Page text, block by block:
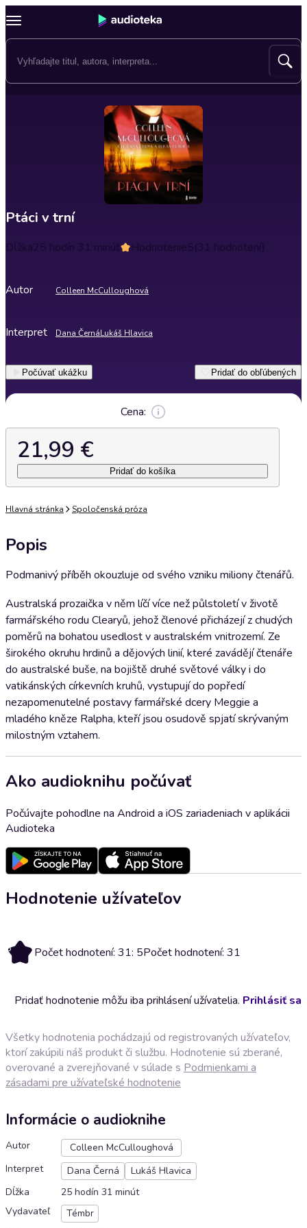
Ptáci v trní
Dĺžka25 hodín 31 minút Hodnotenie5(31 hodnotení)
Autor Colleen McCulloughová
Interpret Dana ČernáLukáš Hlavica
Počúvať ukážku Pridať do obľúbených
Cena:
21,99 €
Pridať do košíka
Hlavná stránka Spoločenská próza
Popis
Podmanivý příběh okouzluje od svého vzniku miliony čtenářů.
Australská prozaička v něm líčí více než půlstoletí v životě
farmářského rodu Clearyů, jehož členové přicházejí z chudých
poměrů na bohatou usedlost v australském vnitrozemí. Ze
širokého okruhu hrdinů a dějových linií, které zavádějí čtenáře
do australské buše, na bojiště druhé světové války i do
vatikánských církevních kruhů, vystupují do popředí
nezapomenutelné postavy farmářské dcery Meggie a
mladého kněze Ralpha, kteří jsou osudově spjatí skrývaným
milostným vztahem.
Ako audioknihu počúvať
Počúvajte pohodlne na Android a iOS zariadeniach v aplikácii
Audioteka
Hodnotenie užívateľov
5 Počet hodnotení: 31: 5Počet hodnotení: 31
Pridať hodnotenie môžu iba prihlásení užívatelia. Prihlásiť sa
Všetky hodnotenia pochádzajú od registrovaných užívateľov,
ktorí zakúpili náš produkt či službu. Hodnotenie sú zberané,
overované a zverejňované v súlade s Podmienkami a
zásadami pre užívateľské hodnotenie
Informácie o audioknihe
Autor
Colleen McCulloughová
Interpret
Dana Černá
Lukáš Hlavica
Dĺžka
25 hodín 31 minút
Vydavateľ
Témbr